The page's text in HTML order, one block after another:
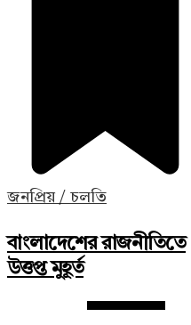
জনপ্রিয় / চলতি
বাংলাদেশের রাজনীতিতে
উত্তপ্ত মুহূর্ত